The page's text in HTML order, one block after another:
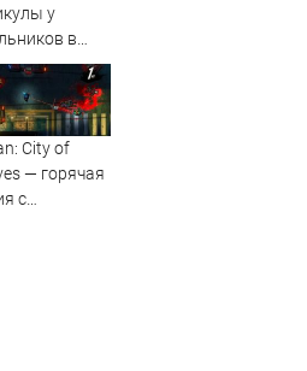
у
в
учебном
будут
зимних
City of
— горячая
с